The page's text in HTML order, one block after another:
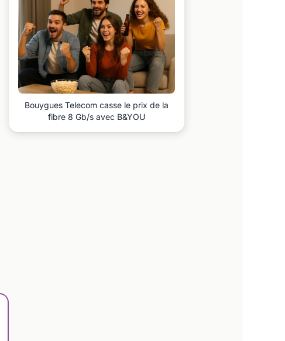
Bouygues Telecom casse le prix de la
fibre 8 Gb/s avec B&YOU